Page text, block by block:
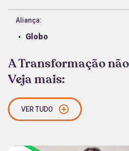
Aliança:
Globo
A Transformação
Veja mais:
VER TUDO